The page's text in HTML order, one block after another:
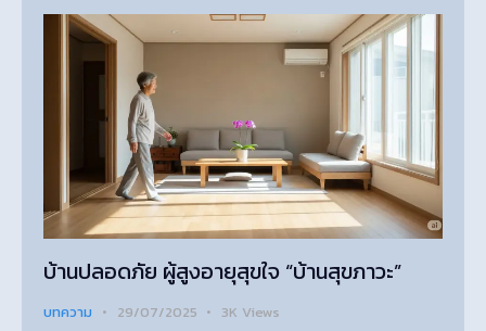
บ้านปลอดภัย ผู้สูงอายุสุขใจ “บ้านสุขภาวะ”
บทความ 29/07/2025 3K Views